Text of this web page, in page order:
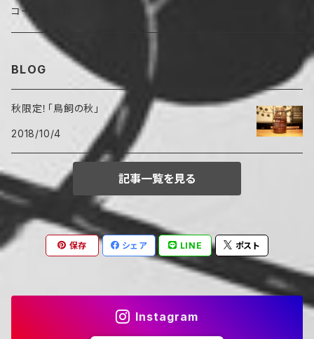
コーヒー器具
BLOG
秋限定！「鳥飼の秋」
2018/10/4
記事一覧を見る
保存 シェア LINE ポスト
Instagram